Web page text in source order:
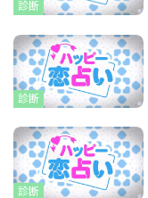
診断
診断
診断